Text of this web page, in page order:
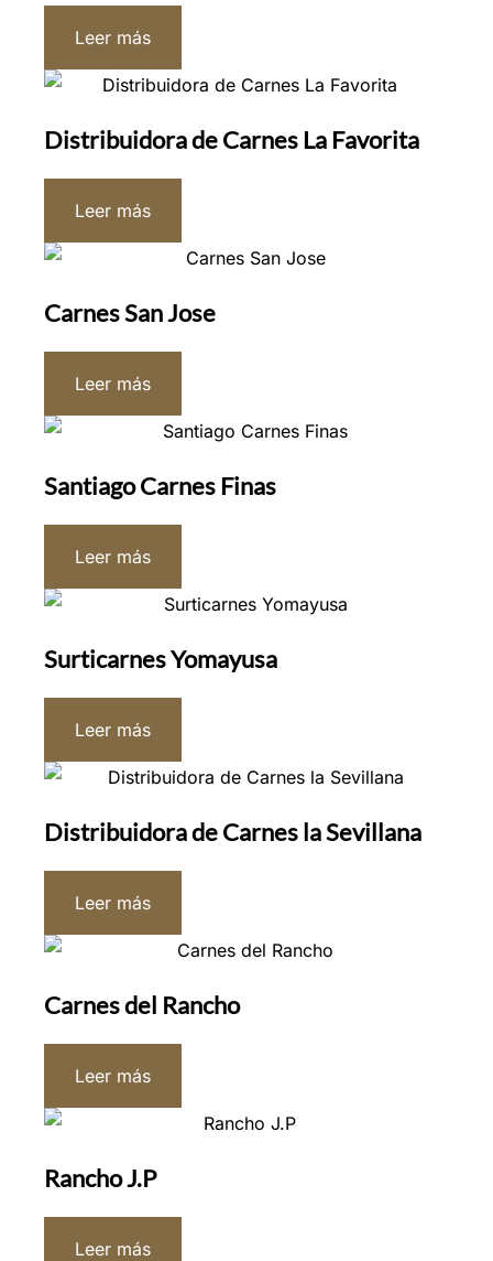
Leer más
Distribuidora de Carnes La Favorita
Leer más
Carnes San Jose
Leer más
Santiago Carnes Finas
Leer más
Surticarnes Yomayusa
Leer más
Distribuidora de Carnes la Sevillana
Leer más
Carnes del Rancho
Leer más
Rancho J.P
Leer más